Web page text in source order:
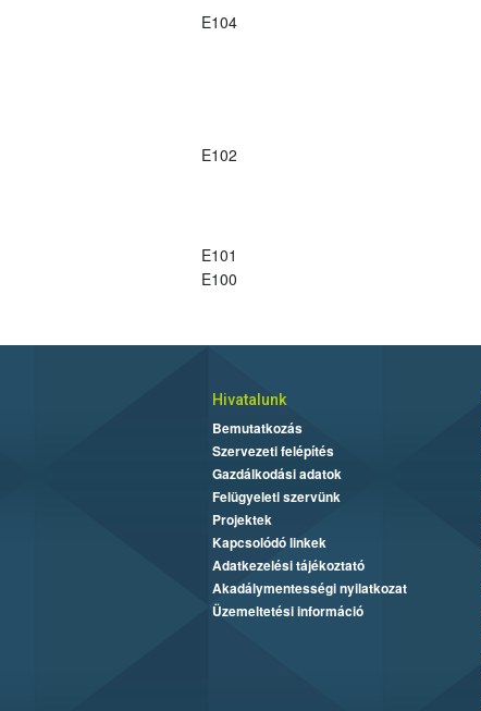
E104
E102
E101
E100
Hivatalunk
Bemutatkozás
Szervezeti felépítés
Gazdálkodási adatok
Felügyeleti szervünk
Projektek
Kapcsolódó linkek
Adatkezelési tájékoztató
Akadálymentességi nyilatkozat
Üzemeltetési információ